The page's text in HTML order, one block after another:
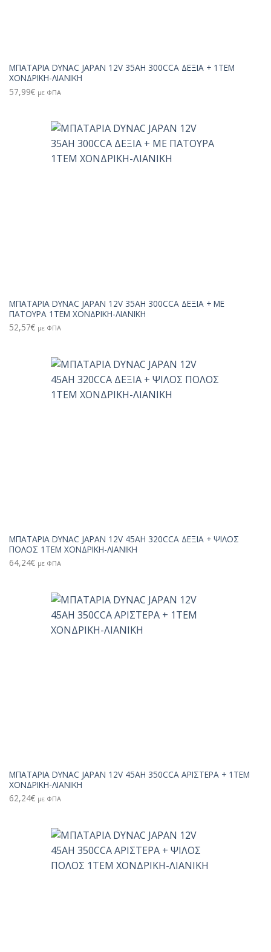
ΜΠΑΤΑΡΙΑ DYNAC JAPAN 12V 35AH 300CCA ΔΕΞΙΑ + 1TEM
ΧΟΝΔΡΙΚΗ-ΛΙΑΝΙΚΗ
57,99€ με ΦΠΑ
ΜΠΑΤΑΡΙΑ DYNAC JAPAN 12V 35AH 300CCA ΔΕΞΙΑ + ΜΕ
ΠΑΤΟΥΡΑ 1TEM ΧΟΝΔΡΙΚΗ-ΛΙΑΝΙΚΗ
52,57€ με ΦΠΑ
ΜΠΑΤΑΡΙΑ DYNAC JAPAN 12V 45AH 320CCA ΔΕΞΙΑ + ΨΙΛΟΣ
ΠΟΛΟΣ 1TEM ΧΟΝΔΡΙΚΗ-ΛΙΑΝΙΚΗ
64,24€ με ΦΠΑ
ΜΠΑΤΑΡΙΑ DYNAC JAPAN 12V 45AH 350CCA ΑΡΙΣΤΕΡΑ + 1TEM
ΧΟΝΔΡΙΚΗ-ΛΙΑΝΙΚΗ
62,24€ με ΦΠΑ